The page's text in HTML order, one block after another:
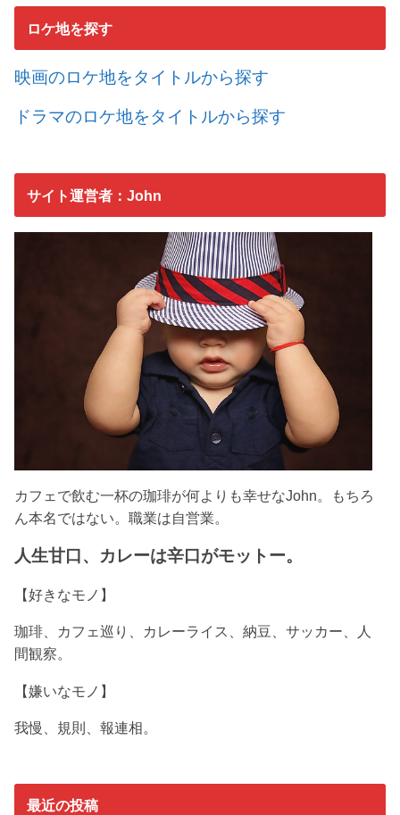
ロケ地を探す
映画のロケ地をタイトルから探す
ドラマのロケ地をタイトルから探す
サイト運営者：John
カフェで飲む一杯の珈琲が何よりも幸せなJohn。もちろ
ん本名ではない。職業は自営業。
人生甘口、カレーは辛口がモットー。
【好きなモノ】
珈琲、カフェ巡り、カレーライス、納豆、サッカー、人
間観察。
【嫌いなモノ】
我慢、規則、報連相。
最近の投稿